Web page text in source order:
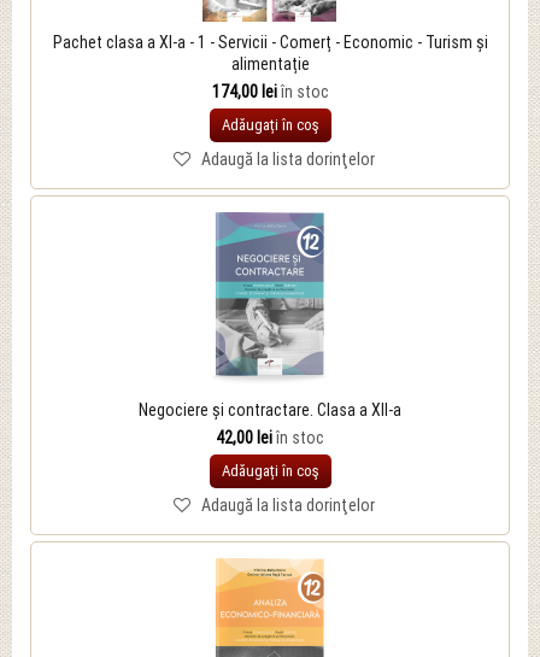
Pachet clasa a XI-a - 1 - Servicii - Comerț - Economic - Turism și
alimentație
174,00 lei în stoc
Adăugați în coş
Adaugă la lista dorinţelor
Negociere și contractare. Clasa a XII-a
42,00 leiîn stoc
Adăugați în coş
Adaugă la lista dorinţelor